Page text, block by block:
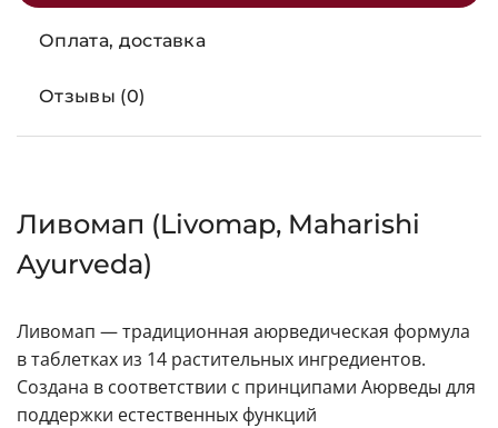
Оплата, доставка
Отзывы (0)
Ливомап (Livomap, Maharishi
Ayurveda)
Ливомап — традиционная аюрведическая формула
в таблетках из 14 растительных ингредиентов.
Создана в соответствии с принципами Аюрведы для
поддержки естественных функций